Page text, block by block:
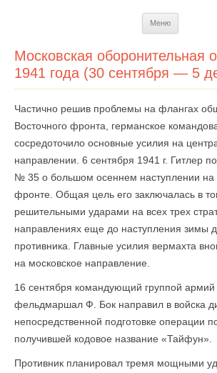
Меню
Московская оборонительная
1941 года (30 сентября — 5
Частично решив проблемы на флангах
Восточного фронта, германское
сосредоточило основные усилия на
направлении. 6 сентября 1941 г. Гитлер
№ 35 о большом осеннем наступлении на
фронте. Общая цель его заключалась в
решительными ударами на всех трех
направлениях еще до наступления зимы
противника. Главные усилия вермахта
на московское направление.
16 сентября командующий группой армий
фельдмаршал Ф. Бок направил в войска
непосредственной подготовке операции
получившей кодовое название «Тайфун».
Противник планировал тремя мощными